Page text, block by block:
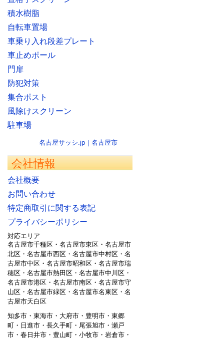
積水樹脂
自転車置場
車乗り入れ段差プレート
車止めポール
門扉
防犯対策
集合ポスト
風除けスクリーン
駐車場
名古屋サッシ.jp｜名古屋市
会社情報
会社概要
お問い合わせ
特定商取引に関する表記
プライバシーポリシー
対応エリア
名古屋市千種区・名古屋市東区・名古屋市
北区・名古屋市西区・名古屋市中村区・名
古屋市中区・名古屋市昭和区・名古屋市瑞
穂区・名古屋市熱田区・名古屋市中川区・
名古屋市港区・名古屋市南区・名古屋市守
山区・名古屋市緑区・名古屋市名東区・名
古屋市天白区
知多市・東海市・大府市・豊明市・東郷
町・日進市・長久手町・尾張旭市・瀬戸
市・春日井市・豊山町・小牧市・岩倉市・